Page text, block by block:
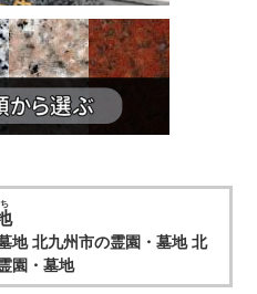
失・改ざん・漏えいなどを防
報セキュリティー対策を実現
用停止・消去
ついて、開示・訂正・利用停
していることを認識し、お客
の要求ある場合には、法令に
。
相談はお客様窓口のお問い合
絡ください。
個人情報に関する問い合わせ
・利用停止・消去など具体的
地 北九州市の霊園・墓地 北
園・墓地